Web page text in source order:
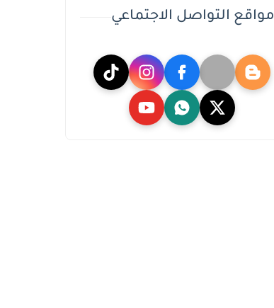
مواقع التواصل الاجتماعي